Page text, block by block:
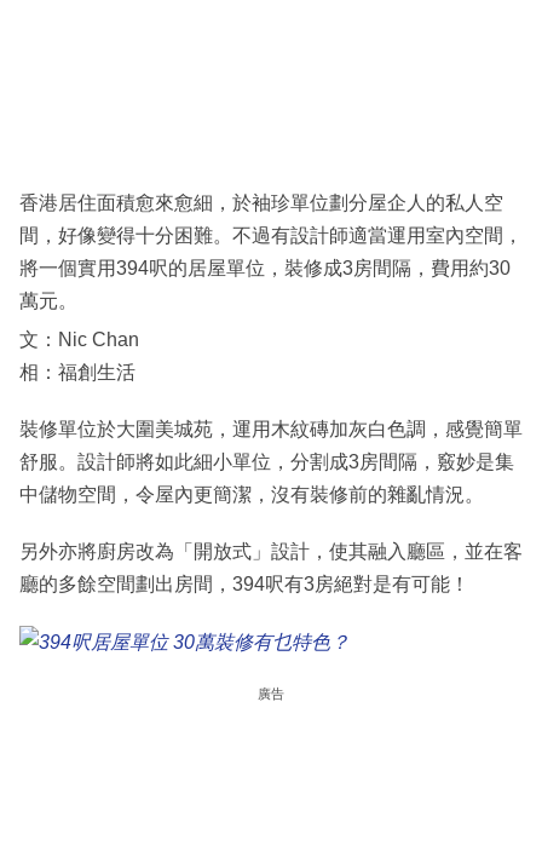
閱
專
區
香港居住面積愈來愈細，於袖珍單位劃分屋企人的私人空
間，好像變得十分困難。不過有設計師適當運用室內空間，
將一個實用394呎的居屋單位，裝修成3房間隔，費用約30
萬元。
文：Nic Chan
相：福創生活
裝修單位於大圍美城苑，運用木紋磚加灰白色調，感覺簡單
舒服。設計師將如此細小單位，分割成3房間隔，竅妙是集
中儲物空間，令屋內更簡潔，沒有裝修前的雜亂情況。
另外亦將廚房改為「開放式」設計，使其融入廳區，並在客
廳的多餘空間劃出房間，394呎有3房絕對是有可能！
廣告